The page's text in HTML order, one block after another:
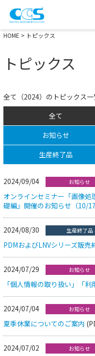
画像処理用の製品検索
HOME > トピックス
トピックス
全て（2024）のトピックス
全て
お知らせ
生産終了品
2024/09/04 お知らせ
オンラインセミナー「画像
礎編」開催のお知らせ（10/17
2024/08/30 生産終了品
PDMおよびLNVシリーズ販売
2024/07/29 お知らせ
「個人情報の取り扱い」「
2024/07/04 お知らせ
夏季休業についてのご案内
2024/07/02 お知らせ